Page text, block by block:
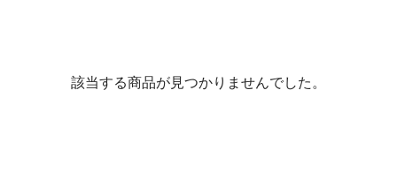
該当する商品が見つかりませんでした。